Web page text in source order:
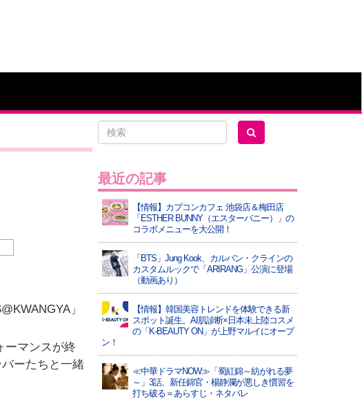
」
ーマンスが終
ーたちと一緒
最近の記事
【情報】カプコンカフェ 池袋店＆梅田店
「ESTHER BUNNY（エスターバニー）」の
コラボメニューを大公開！
「BTS」Jung Kook、カルバン・クラインの
カスタムルックで「ARIRANG」公演に登場
（動画あり）
【情報】韓国美容トレンドを体験できる新
スポット誕生。AI肌診断×日本未上陸コスメ
の「K-BEAUTY ON」が上野マルイにオープ
ン！
≪中華ドラマNOW≫「蜀紅錦～紡がれる夢
～」3話、新任錦官・楊静瀾が悪しき慣習を
打ち破る＝あらすじ・ネタバレ